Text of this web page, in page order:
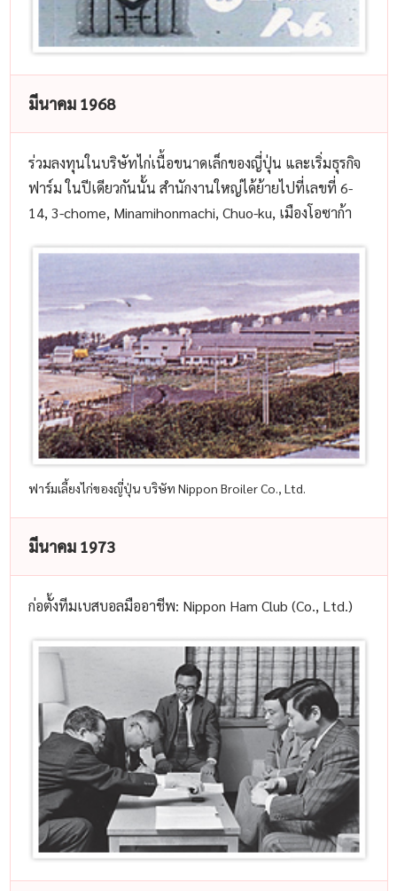
มีนาคม 1968
ร่วมลงทุนในบริษัทไก่เนื้อขนาดเล็กของญี่ปุ่น และเริ่มธุรกิจ
ฟาร์ม ในปีเดียวกันนั้น สำนักงานใหญ่ได้ย้ายไปที่เลขที่ 6-
14, 3-chome, Minamihonmachi, Chuo-ku, เมืองโอซาก้า
ฟาร์มเลี้ยงไก่ของญี่ปุ่น บริษัท Nippon Broiler Co., Ltd.
มีนาคม 1973
ก่อตั้งทีมเบสบอลมืออาชีพ: Nippon Ham Club (Co., Ltd.)